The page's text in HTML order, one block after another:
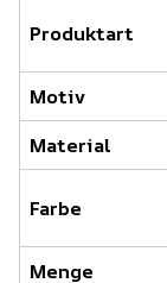
Produktart
Motiv
Material
Farbe
Menge